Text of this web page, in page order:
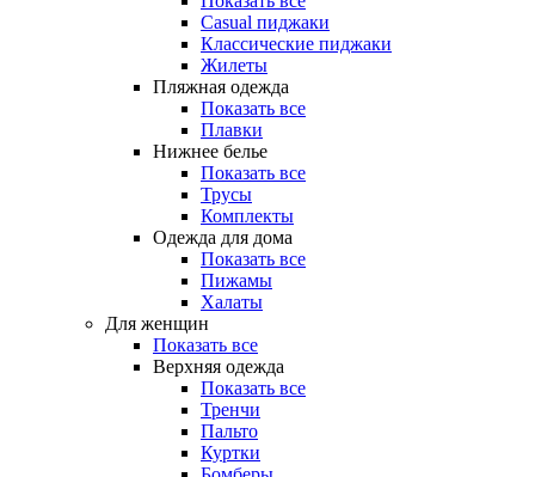
Casual пиджаки
Классические пиджаки
Жилеты
Пляжная одежда
Показать все
Плавки
Нижнее белье
Показать все
Трусы
Комплекты
Одежда для дома
Показать все
Пижамы
Халаты
Для женщин
Показать все
Верхняя одежда
Показать все
Тренчи
Пальто
Куртки